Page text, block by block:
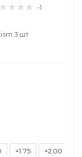
-1
3 шт
+1.75 +2.00